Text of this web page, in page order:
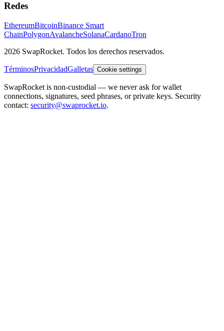
Redes
EthereumBitcoinBinance Smart
ChainPolygonAvalancheSolanaCardanoTron
2026 SwapRocket. Todos los derechos reservados.
TérminosPrivacidadGalletas Cookie settings
SwapRocket is non-custodial — we never ask for wallet
connections, signatures, seed phrases, or private keys. Security
contact: security@swaprocket.io.